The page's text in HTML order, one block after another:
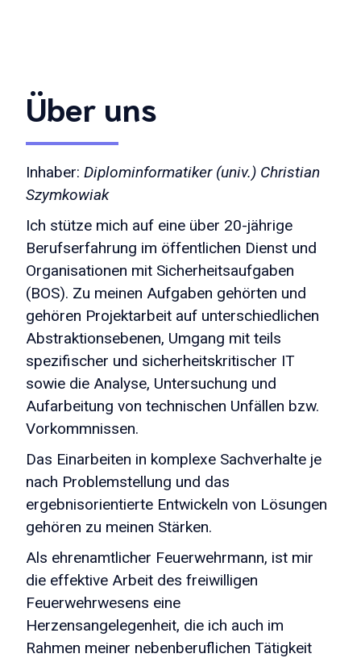
Über uns
Inhaber: Diplominformatiker (univ.) Christian
Szymkowiak
Ich stütze mich auf eine über 20-jährige
Berufserfahrung im öffentlichen Dienst und
Organisationen mit Sicherheitsaufgaben
(BOS). Zu meinen Aufgaben gehörten und
gehören Projektarbeit auf unterschiedlichen
Abstraktionsebenen, Umgang mit teils
spezifischer und sicherheitskritischer IT
sowie die Analyse, Untersuchung und
Aufarbeitung von technischen Unfällen bzw.
Vorkommnissen.
Das Einarbeiten in komplexe Sachverhalte je
nach Problemstellung und das
ergebnisorientierte Entwickeln von Lösungen
gehören zu meinen Stärken.
Als ehrenamtlicher Feuerwehrmann, ist mir
die effektive Arbeit des freiwilligen
Feuerwehrwesens eine
Herzensangelegenheit, die ich auch im
Rahmen meiner nebenberuflichen Tätigkeit